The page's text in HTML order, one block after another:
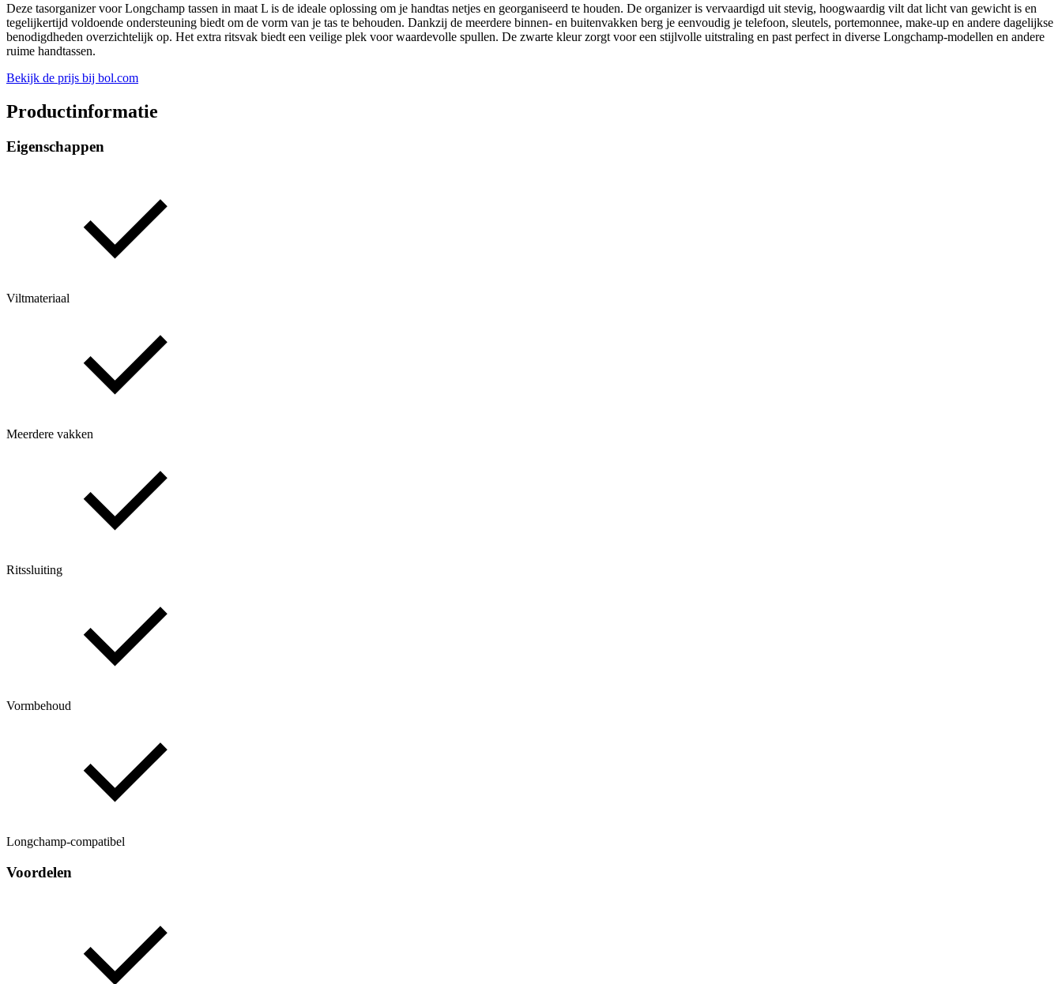
Deze tasorganizer voor Longchamp tassen in maat L is de ideale oplossing om je handtas netjes en georganiseerd te houden. De organizer is vervaardigd uit stevig, hoogwaardig vilt dat licht van gewicht is en
tegelijkertijd voldoende ondersteuning biedt om de vorm van je tas te behouden. Dankzij de meerdere binnen- en buitenvakken berg je eenvoudig je telefoon, sleutels, portemonnee, make-up en andere dagelijkse
benodigdheden overzichtelijk op. Het extra ritsvak biedt een veilige plek voor waardevolle spullen. De zwarte kleur zorgt voor een stijlvolle uitstraling en past perfect in diverse Longchamp-modellen en andere
ruime handtassen.
Bekijk de prijs bij bol.com
Productinformatie
Eigenschappen
Viltmateriaal
Meerdere vakken
Ritssluiting
Vormbehoud
Longchamp-compatibel
Voordelen